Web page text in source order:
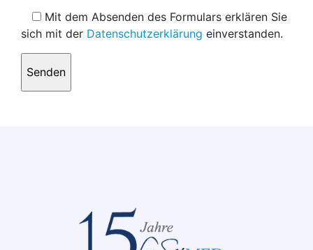
Mit dem Absenden des Formulars erklären Sie
sich mit der Datenschutzerklärung einverstanden.